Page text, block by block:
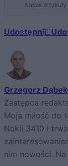
Nasze
Udostępnij
Grzegorz Dąbek
Zastępca
Moja miłość do
Nokii 3410 i
nim nowości.